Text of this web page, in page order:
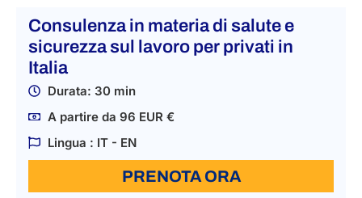
Consulenza in materia di salute e
sicurezza sul lavoro per privati in
Italia
Durata: 30 min
A partire da 96 EUR €
Lingua : IT - EN
PRENOTA ORA